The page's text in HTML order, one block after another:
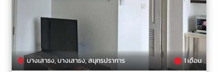
บางเสาธง, บางเสาธง, สมุทรปราการ 1 เดือน